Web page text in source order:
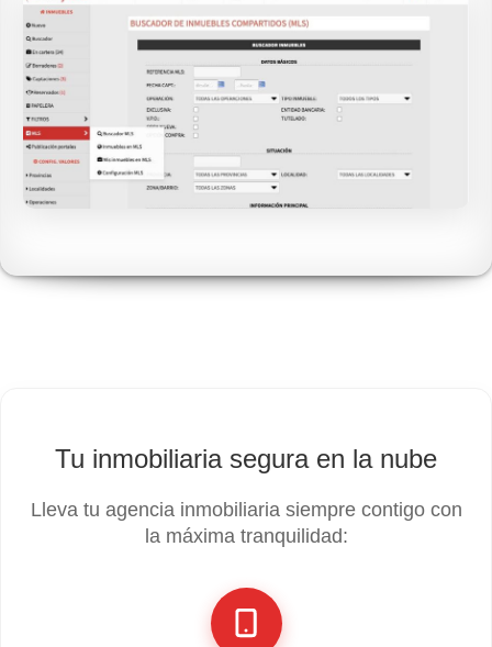
Tu inmobiliaria segura en la nube
Lleva tu agencia inmobiliaria siempre contigo con
la máxima tranquilidad: